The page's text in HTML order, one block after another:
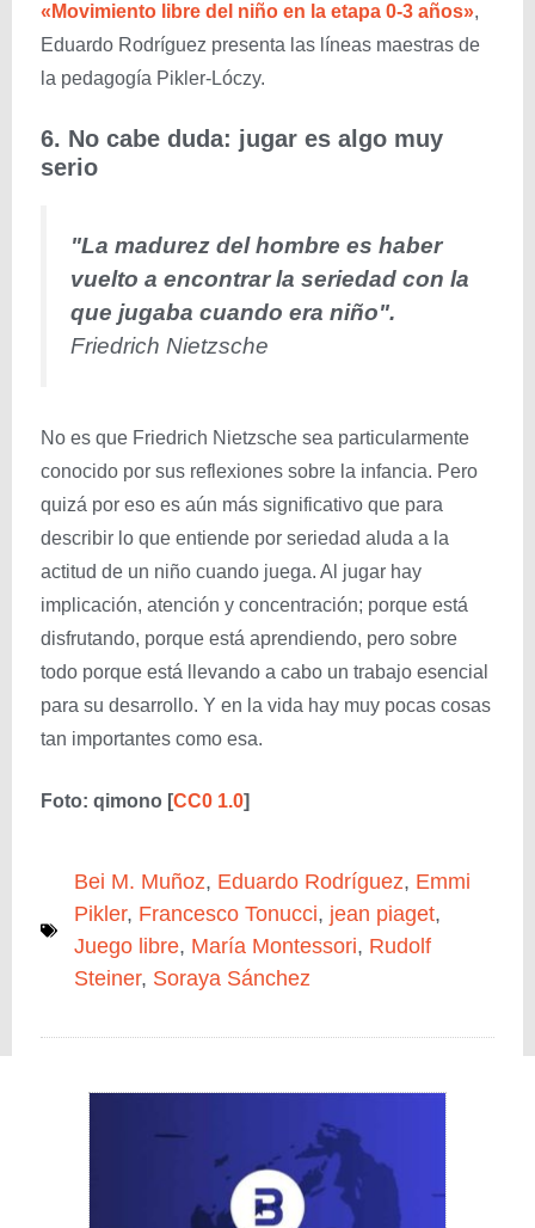
«Movimiento libre del niño en la etapa 0-3 años»,
Eduardo Rodríguez presenta las líneas maestras de
la pedagogía Pikler-Lóczy.
6. No cabe duda: jugar es algo muy
serio
"La madurez del hombre es haber
vuelto a encontrar la seriedad con la
que jugaba cuando era niño".
Friedrich Nietzsche
No es que Friedrich Nietzsche sea particularmente
conocido por sus reflexiones sobre la infancia. Pero
quizá por eso es aún más significativo que para
describir lo que entiende por seriedad aluda a la
actitud de un niño cuando juega. Al jugar hay
implicación, atención y concentración; porque está
disfrutando, porque está aprendiendo, pero sobre
todo porque está llevando a cabo un trabajo esencial
para su desarrollo. Y en la vida hay muy pocas cosas
tan importantes como esa.
Foto: qimono [CC0 1.0]
Bei M. Muñoz, Eduardo Rodríguez, Emmi
Pikler, Francesco Tonucci, jean piaget,
Juego libre, María Montessori, Rudolf
Steiner, Soraya Sánchez